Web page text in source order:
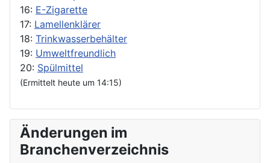
16: E-Zigarette
17: Lamellenklärer
18: Trinkwasserbehälter
19: Umweltfreundlich
20: Spülmittel
(Ermittelt heute um 14:15)
Änderungen im
Branchenverzeichnis